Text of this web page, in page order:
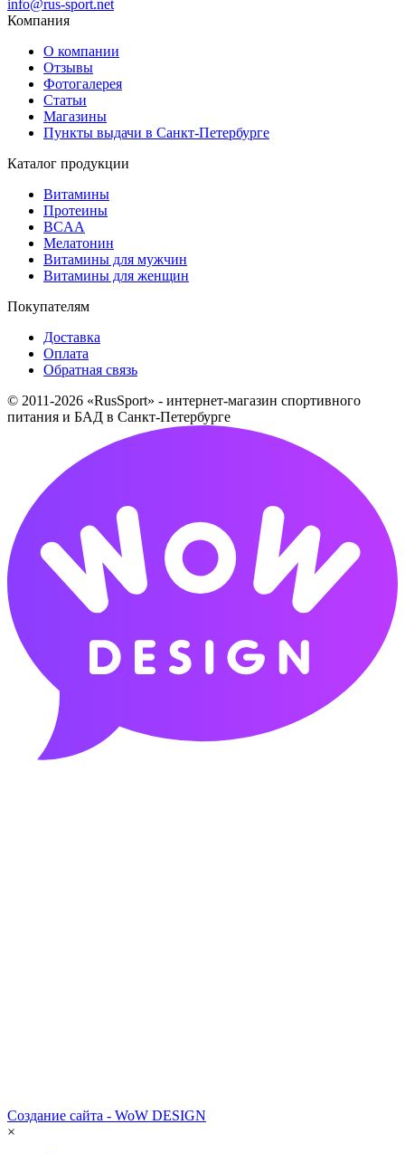
info@rus-sport.net
Компания
О компании
Отзывы
Фотогалерея
Статьи
Магазины
Пункты выдачи в Санкт-Петербурге
Каталог продукции
Витамины
Протеины
BCAA
Мелатонин
Витамины для мужчин
Витамины для женщин
Покупателям
Доставка
Оплата
Обратная связь
© 2011-2026 «RusSport» - интернет-магазин спортивного
питания и БАД в Санкт-Петербурге
Создание сайта - WoW DESIGN
×